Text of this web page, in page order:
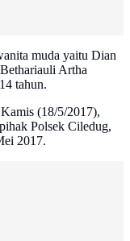
muda yaitu Dian
Artha
tahun.
(18/5/2017),
Polsek Ciledug,
2017.